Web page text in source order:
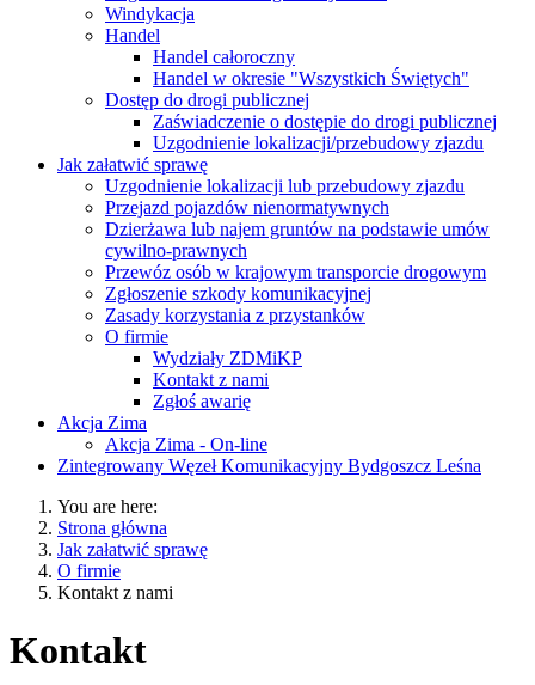
Windykacja
Handel
Handel całoroczny
Handel w okresie "Wszystkich Świętych"
Dostęp do drogi publicznej
Zaświadczenie o dostępie do drogi publicznej
Uzgodnienie lokalizacji/przebudowy zjazdu
Jak załatwić sprawę
Uzgodnienie lokalizacji lub przebudowy zjazdu
Przejazd pojazdów nienormatywnych
Dzierżawa lub najem gruntów na podstawie umów
cywilno-prawnych
Przewóz osób w krajowym transporcie drogowym
Zgłoszenie szkody komunikacyjnej
Zasady korzystania z przystanków
O firmie
Wydziały ZDMiKP
Kontakt z nami
Zgłoś awarię
Akcja Zima
Akcja Zima - On-line
Zintegrowany Węzeł Komunikacyjny Bydgoszcz Leśna
You are here:
Strona główna
Jak załatwić sprawę
O firmie
Kontakt z nami
Kontakt